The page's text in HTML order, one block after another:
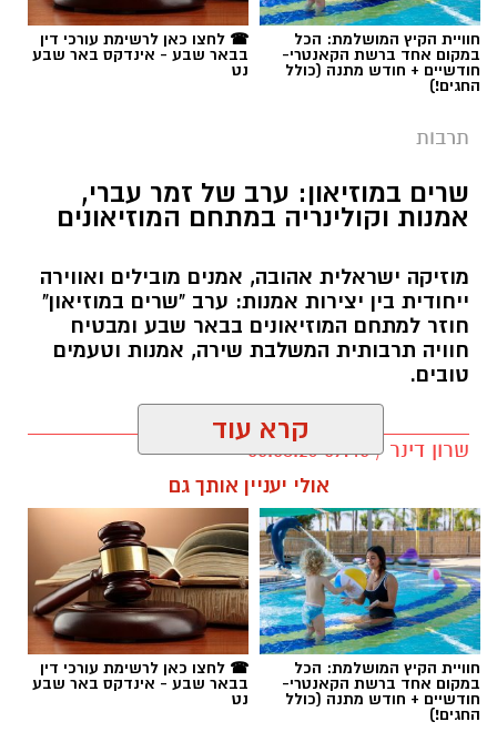
תגים:יריב איתני
קרדיט: Route90 Wildgrilled
שף יריב איתני, הבעלים של מעדניית "Route 90"
המוכרת מצוקים, משיק בימים אלו את "Route90
Wildgrilled" – מתחם אירועים קולינרי חדש
הממוקם במיקום פסטורלי במיוחד: לב מטע תמרים
במושב צופר. ביום חמישי, ה-20 באוגוסט, החל
מהשעה 19:00, יארח המקום ערב שווארמה
חוויית הקיץ המושלמת: הכל
במקום אחד ברשת הקאנטרי-
חודשיים + חודש מתנה (כולל
החגים!)
☎ לחצו כאן לרשימת עורכי דין
בבאר שבע - אינדקס באר שבע
נט
תרבות
שרים במוזיאון: ערב של זמר עברי,
אמנות וקולינריה במתחם המוזיאונים
מוזיקה ישראלית אהובה, אמנים מובילים ואווירה
ייחודית בין יצירות אמנות: ערב "שרים במוזיאון"
חוזר למתחם המוזיאונים בבאר שבע ומבטיח
חוויה תרבותית המשלבת שירה, אמנות וטעמים
טובים.
שרון דינר / 09:45 05.08.26
תגים:באר שבע נט, שרים במוזיאון, פטפוט במוזיאון
קרא עוד
אולי יעניין אותך גם
חוויית הקיץ המושלמת: הכל
במקום אחד ברשת הקאנטרי-
חודשיים + חודש מתנה (כולל
החגים!)
☎ לחצו כאן לרשימת עורכי דין
בבאר שבע - אינדקס באר שבע
נט